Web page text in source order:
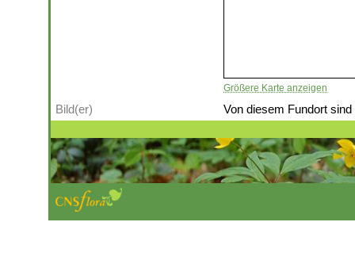
Größere Karte anzeigen
Bild(er) Von diesem Fundort